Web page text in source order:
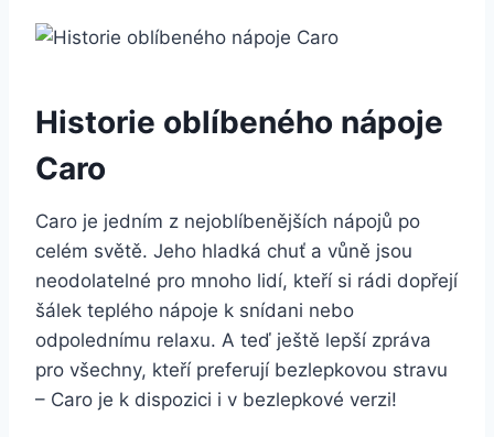
Historie oblíbeného nápoje
Caro
Caro je jedním z nejoblíbenějších nápojů po
celém světě. Jeho hladká chuť a vůně jsou
neodolatelné pro mnoho lidí, kteří si rádi dopřejí
šálek teplého nápoje k snídani nebo
odpolednímu relaxu. A teď ještě lepší zpráva
pro všechny, kteří preferují bezlepkovou stravu
– Caro je k dispozici i v bezlepkové verzi!